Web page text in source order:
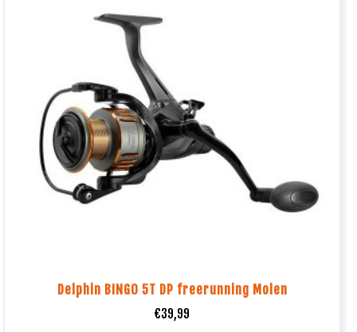
Delphin BINGO 5T DP freerunning Molen
€39,99